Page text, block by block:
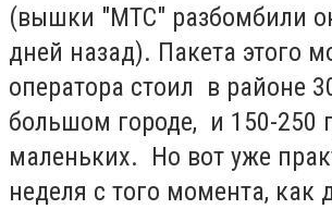
(вышки "МТС" разбомбили
дней назад). Пакета этого
оператора стоил в районе
большом городе, и 150-250
маленьких. Но вот уже
неделя с того момента, как